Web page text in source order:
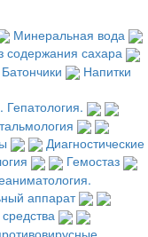
Минеральная вода
содержания сахара
Батончики
Напитки
Гепатология.
Диагностические
Гемостаз
аппарат